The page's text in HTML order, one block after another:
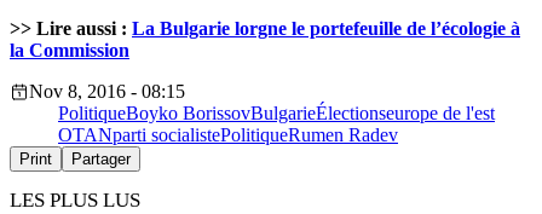
>> Lire aussi : La Bulgarie lorgne le portefeuille de l’écologie à
la Commission
Nov 8, 2016 - 08:15
PolitiqueBoyko BorissovBulgarieÉlectionseurope de l'est
OTANparti socialistePolitiqueRumen Radev
Print Partager
LES PLUS LUS